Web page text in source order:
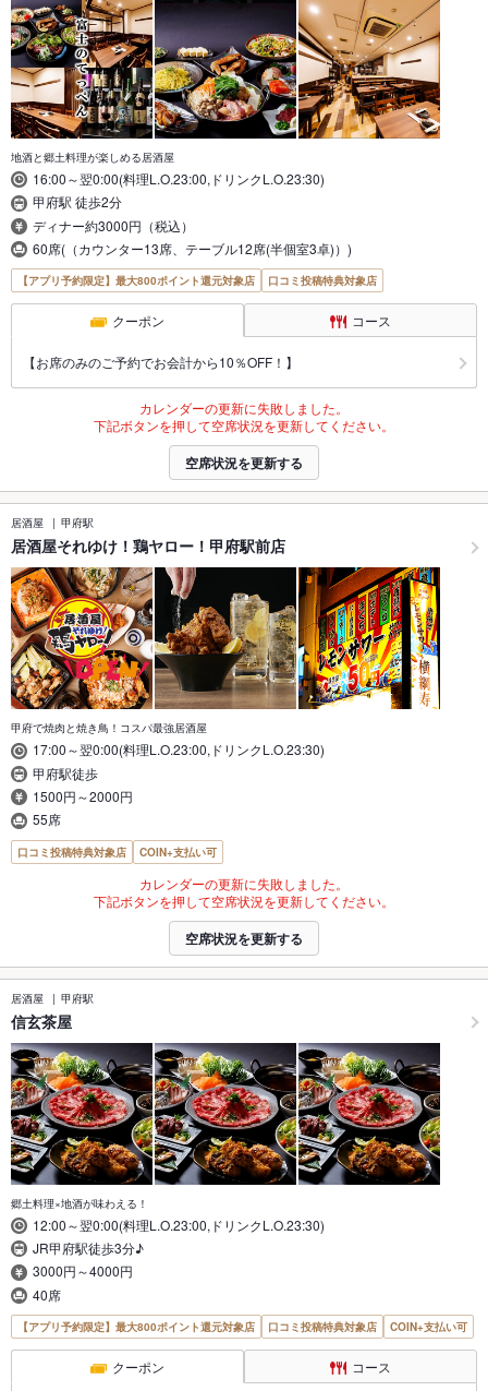
地酒と郷土料理が楽しめる居酒屋
16:00～翌0:00(料理L.O.23:00,ドリンクL.O.23:30)
甲府駅 徒歩2分
ディナー約3000円（税込）
60席(（カウンター13席、テーブル12席(半個室3卓)）)
【アプリ予約限定】最大800ポイント還元対象店 口コミ投稿特典対象店
クーポン コース
【お席のみのご予約でお会計から10％OFF！】
カレンダーの更新に失敗しました。
下記ボタンを押して空席状況を更新してください。
空席状況を更新する
居酒屋 甲府駅
居酒屋それゆけ！鶏ヤロー！甲府駅前店
甲府で焼肉と焼き鳥！コスパ最強居酒屋
17:00～翌0:00(料理L.O.23:00,ドリンクL.O.23:30)
甲府駅徒歩
1500円～2000円
55席
口コミ投稿特典対象店 COIN+支払い可
カレンダーの更新に失敗しました。
下記ボタンを押して空席状況を更新してください。
空席状況を更新する
居酒屋 甲府駅
信玄茶屋
郷土料理×地酒が味わえる！
12:00～翌0:00(料理L.O.23:00,ドリンクL.O.23:30)
JR甲府駅徒歩3分♪
3000円～4000円
40席
【アプリ予約限定】最大800ポイント還元対象店 口コミ投稿特典対象店 COIN+支払い可
クーポン コース